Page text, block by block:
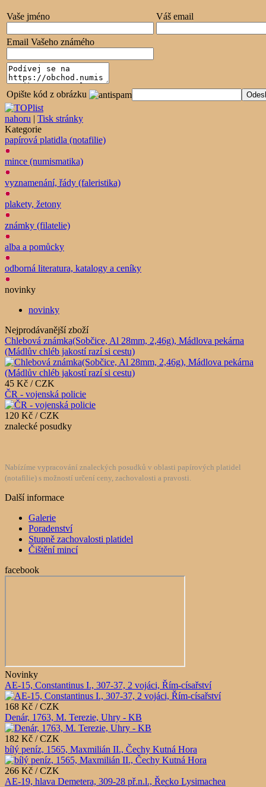
Vaše jméno Váš email
Email Vašeho známého
Opište kód z obrázku
nahoru | Tisk stránky
Kategorie
papírová platidla (notafilie)
mince (numismatika)
vyznamenání, řády (faleristika)
plakety, žetony
známky (filatelie)
alba a pomůcky
odborná literatura, katalogy a ceníky
novinky
novinky
Nejprodávanější zboží
Chlebová známka(Sobčice, Al 28mm, 2,46g), Mádlova pekárna
(Mádlův chléb jakostí razí si cestu)
45 Kč / CZK
ČR - vojenská policie
120 Kč / CZK
znalecké posudky
Nabízíme vypracování znaleckých posudků v oblasti papírových platidel
(notafilie) s možností určení ceny, zachovalosti a pravosti.
Další informace
Galerie
Poradenství
Stupně zachovalosti platidel
Čištění mincí
facebook
Novinky
AE-15, Constantinus I., 307-37, 2 vojáci, Řím-císařství
168 Kč / CZK
Denár, 1763, M. Terezie, Uhry - KB
182 Kč / CZK
bílý peníz, 1565, Maxmilián II., Čechy Kutná Hora
266 Kč / CZK
AE-19, hlava Demetera, 309-28 př.n.l., Řecko Lysimachea